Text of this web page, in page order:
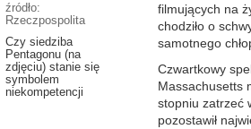
źródło:
Rzeczpospolita
Czy siedziba
Pentagonu (na
zdjęciu) stanie się
symbolem
niekompetencji
filmujących na
chodziło o
samotnego
Czwartkowy
Massachusetts
stopniu zatrzeć
pozostawił